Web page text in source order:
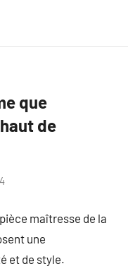
que
de
maîtresse de la
une
et de style.